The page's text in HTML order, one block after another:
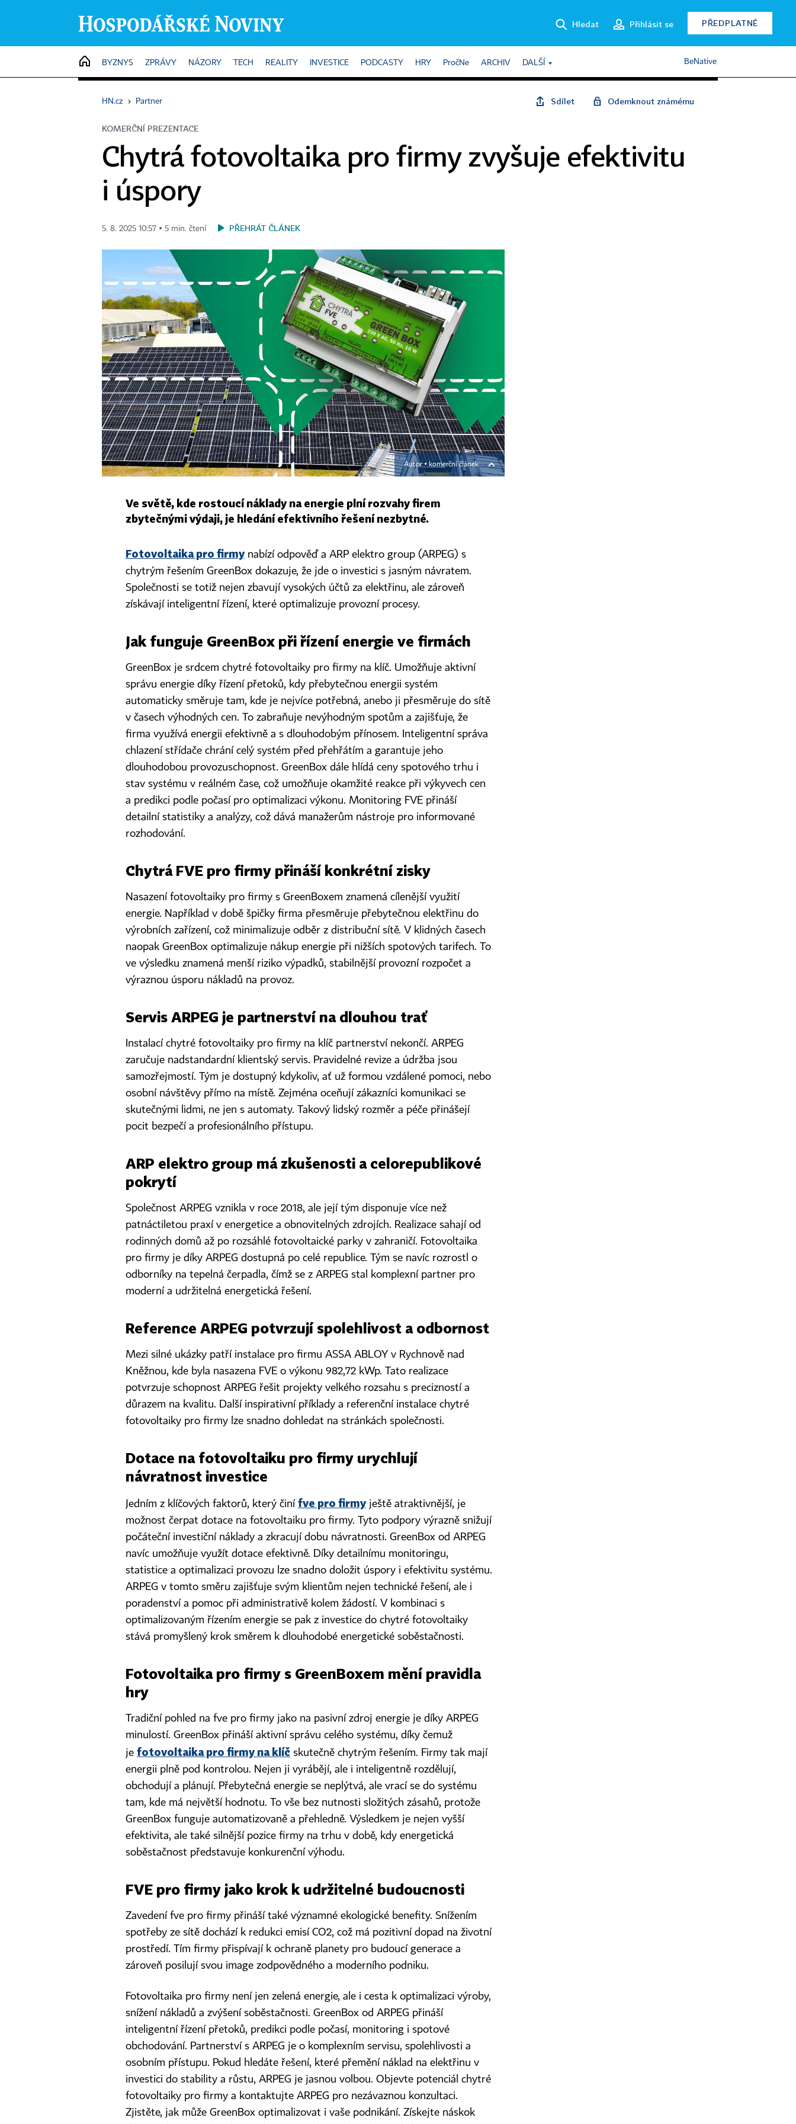
Hledat Přihlásit se PŘEDPLATNÉ
HOME
BYZNYS ZPRÁVY NÁZORY TECH REALITY INVESTICE PODCASTY HRY PročNe ARCHIV DALŠÍ BeNative
HN.cz › Partner Sdílet Odemknout známému
KOMERČNÍ PREZENTACE
Chytrá fotovoltaika pro firmy zvyšuje efektivitu
i úspory
5. 8. 2025 10:57 ▪ 5 min. čtení PŘEHRÁT ČLÁNEK
Autor ▪komerční článek
Ve světě, kde rostoucí náklady na energie plní rozvahy firem
zbytečnými výdaji, je hledání efektivního řešení nezbytné.
Fotovoltaika pro firmynabízí odpověď a ARP elektro group (ARPEG) s
chytrým řešením GreenBox dokazuje, že jde o investici s jasným návratem.
Společnosti se totiž nejen zbavují vysokých účtů za elektřinu, ale zároveň
získávají inteligentní řízení, které optimalizuje provozní procesy.
Jak funguje GreenBox při řízení energie ve firmách
GreenBox je srdcem chytré fotovoltaiky pro firmy na klíč. Umožňuje aktivní
správu energie díky řízení přetoků, kdy přebytečnou energii systém
automaticky směruje tam, kde je nejvíce potřebná, anebo ji přesměruje do sítě
v časech výhodných cen. To zabraňuje nevýhodným spotům a zajišťuje, že
firma využívá energii efektivně a s dlouhodobým přínosem. Inteligentní správa
chlazení střídače chrání celý systém před přehřátím a garantuje jeho
dlouhodobou provozuschopnost. GreenBox dále hlídá ceny spotového trhu i
stav systému v reálném čase, což umožňuje okamžité reakce při výkyvech cen
a predikci podle počasí pro optimalizaci výkonu. Monitoring FVE přináší
detailní statistiky a analýzy, což dává manažerům nástroje pro informované
rozhodování.
Chytrá FVE pro firmy přináší konkrétní zisky
Nasazení fotovoltaiky pro firmy s GreenBoxem znamená cílenější využití
energie. Například v době špičky firma přesměruje přebytečnou elektřinu do
výrobních zařízení, což minimalizuje odběr z distribuční sítě. V klidných časech
naopak GreenBox optimalizuje nákup energie při nižších spotových tarifech. To
ve výsledku znamená menší riziko výpadků, stabilnější provozní rozpočet a
výraznou úsporu nákladů na provoz.
Servis ARPEG je partnerství na dlouhou trať
Instalací chytré fotovoltaiky pro firmy na klíč partnerství nekončí. ARPEG
zaručuje nadstandardní klientský servis. Pravidelné revize a údržba jsou
samozřejmostí. Tým je dostupný kdykoliv, ať už formou vzdálené pomoci, nebo
osobní návštěvy přímo na místě. Zejména oceňují zákazníci komunikaci se
skutečnými lidmi, ne jen s automaty. Takový lidský rozměr a péče přinášejí
pocit bezpečí a profesionálního přístupu.
ARP elektro group má zkušenosti a celorepublikové
pokrytí
Společnost ARPEG vznikla v roce 2018, ale její tým disponuje více než
patnáctiletou praxí v energetice a obnovitelných zdrojích. Realizace sahají od
rodinných domů až po rozsáhlé fotovoltaické parky v zahraničí. Fotovoltaika
pro firmy je díky ARPEG dostupná po celé republice. Tým se navíc rozrostl o
odborníky na tepelná čerpadla, čímž se z ARPEG stal komplexní partner pro
moderní a udržitelná energetická řešení.
Reference ARPEG potvrzují spolehlivost a odbornost
Mezi silné ukázky patří instalace pro firmu ASSA ABLOY v Rychnově nad
Kněžnou, kde byla nasazena FVE o výkonu 982,72 kWp. Tato realizace
potvrzuje schopnost ARPEG řešit projekty velkého rozsahu s precizností a
důrazem na kvalitu. Další inspirativní příklady a referenční instalace chytré
fotovoltaiky pro firmy lze snadno dohledat na stránkách společnosti.
Dotace na fotovoltaiku pro firmy urychlují
návratnost investice
Jedním z klíčových faktorů, který činí fve pro firmyještě atraktivnější, je
možnost čerpat dotace na fotovoltaiku pro firmy. Tyto podpory výrazně snižují
počáteční investiční náklady a zkracují dobu návratnosti. GreenBox od ARPEG
navíc umožňuje využít dotace efektivně. Díky detailnímu monitoringu,
statistice a optimalizaci provozu lze snadno doložit úspory i efektivitu systému.
ARPEG v tomto směru zajišťuje svým klientům nejen technické řešení, ale i
poradenství a pomoc při administrativě kolem žádostí. V kombinaci s
optimalizovaným řízením energie se pak z investice do chytré fotovoltaiky
stává promyšlený krok směrem k dlouhodobé energetické soběstačnosti.
Fotovoltaika pro firmy s GreenBoxem mění pravidla
hry
Tradiční pohled na fve pro firmy jako na pasivní zdroj energie je díky ARPEG
minulostí. GreenBox přináší aktivní správu celého systému, díky čemuž
je fotovoltaika pro firmy na klíč skutečně chytrým řešením. Firmy tak mají
energii plně pod kontrolou. Nejen ji vyrábějí, ale i inteligentně rozdělují,
obchodují a plánují. Přebytečná energie se neplýtvá, ale vrací se do systému
tam, kde má největší hodnotu. To vše bez nutnosti složitých zásahů, protože
GreenBox funguje automatizovaně a přehledně. Výsledkem je nejen vyšší
efektivita, ale také silnější pozice firmy na trhu v době, kdy energetická
soběstačnost představuje konkurenční výhodu.
FVE pro firmy jako krok k udržitelné budoucnosti
Zavedení fve pro firmy přináší také významné ekologické benefity. Snížením
spotřeby ze sítě dochází k redukci emisí CO2, což má pozitivní dopad na životní
prostředí. Tím firmy přispívají k ochraně planety pro budoucí generace a
zároveň posilují svou image zodpovědného a moderního podniku.
Fotovoltaika pro firmy není jen zelená energie, ale i cesta k optimalizaci výroby,
snížení nákladů a zvýšení soběstačnosti. GreenBox od ARPEG přináší
inteligentní řízení přetoků, predikci podle počasí, monitoring i spotové
obchodování. Partnerství s ARPEG je o komplexním servisu, spolehlivosti a
osobním přístupu. Pokud hledáte řešení, které přemění náklad na elektřinu v
investici do stability a růstu, ARPEG je jasnou volbou. Objevte potenciál chytré
fotovoltaiky pro firmy a kontaktujte ARPEG pro nezávaznou konzultaci.
Zjistěte, jak může GreenBox optimalizovat i vaše podnikání. Získejte náskok